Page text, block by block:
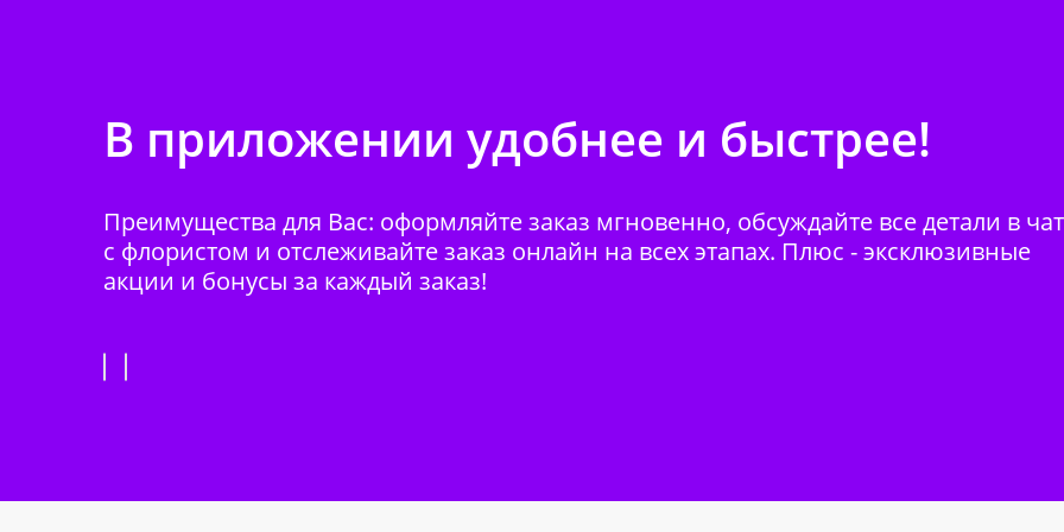
В приложении удобнее и быстрее!
Преимущества для Вас: оформляйте заказ мгновенно, обсуждайте все детали в
с флористом и отслеживайте заказ онлайн на всех этапах. Плюс - эксклюзивные
акции и бонусы за каждый заказ!